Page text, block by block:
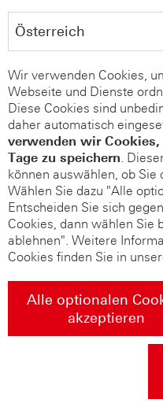
Wir verwenden Cookies,
Webseite und Dienste
Diese Cookies sind
daher automatisch
verwenden wir
Tage zu speichern.
können auswählen, ob Sie
Wählen Sie dazu "Alle
Entscheiden Sie sich
Cookies, dann wählen Sie
ablehnen". Weitere
Cookies finden Sie in
Alle optionalen
akzeptieren